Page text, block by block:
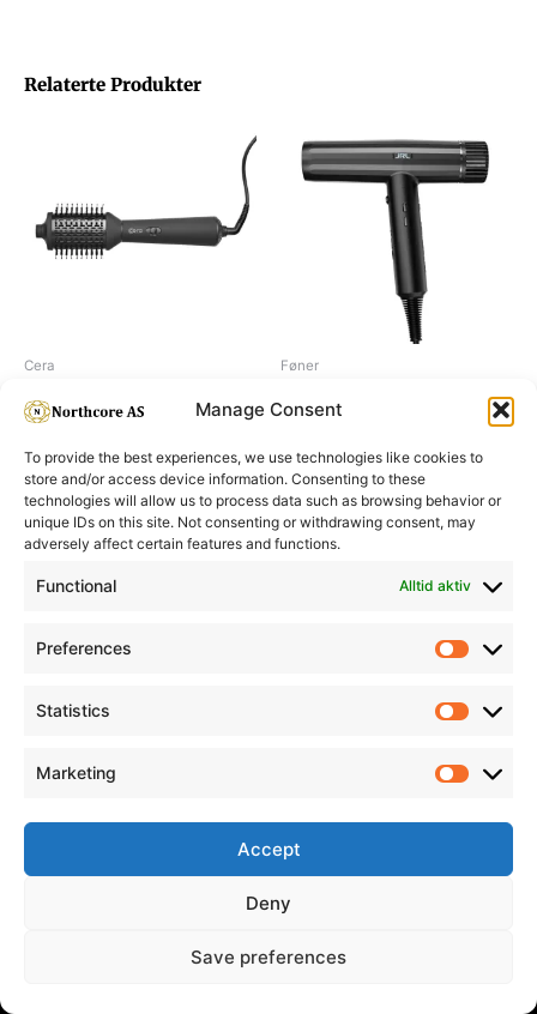
Manage Consent
To provide the best experiences, we use technologies like cookies to
store and/or access device information. Consenting to these
technologies will allow us to process data such as browsing behavior or
unique IDs on this site. Not consenting or withdrawing consent, may
adversely affect certain features and functions.
Functional Alltid aktiv
Preferences
Statistics
Marketing
Accept
Deny
Save preferences
Relaterte Produkter
Cera
Cera Hot air brush
Føner
Informasjon